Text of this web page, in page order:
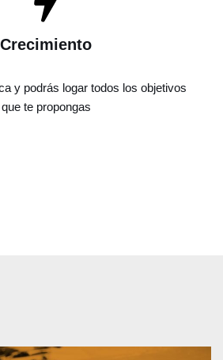
Crecimiento
y podrás logar todos los objetivos
que te propongas